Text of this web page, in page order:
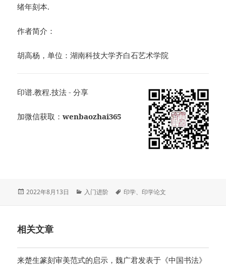
绪年刻本.
作者简介：
胡高杨，单位：湖南科技大学齐白石艺术学院
印谱.教程.技法 - 分享
加微信获取：wenbaozhai365
发
2022年8月13日
分
入门进阶
标
印学、 印学论文
相关文章
来楚生篆刻审美范式的启示，魏广君发表于《中国书法》